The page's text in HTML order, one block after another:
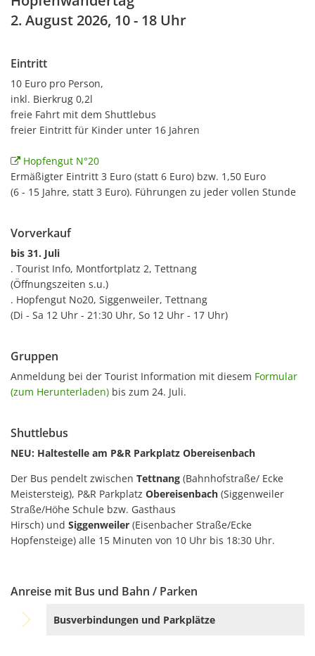
2. August 2026, 10 - 18 Uhr
Eintritt
10 Euro pro Person,
inkl. Bierkrug 0,2l
freie Fahrt mit dem Shuttlebus
freier Eintritt für Kinder unter 16 Jahren
Hopfengut N°20
Ermäßigter Eintritt 3 Euro (statt 6 Euro) bzw. 1,50 Euro
(6 - 15 Jahre, statt 3 Euro). Führungen zu jeder vollen Stunde
Vorverkauf
bis 31. Juli
. Tourist Info, Montfortplatz 2, Tettnang
(Öffnungszeiten s.u.)
. Hopfengut No20, Siggenweiler, Tettnang
(Di - Sa 12 Uhr - 21:30 Uhr, So 12 Uhr - 17 Uhr)
Gruppen
Anmeldung bei der Tourist Information mit diesem Formular
(zum Herunterladen) bis zum 24. Juli.
Shuttlebus
NEU: Haltestelle am P&R Parkplatz Obereisenbach
Der Bus pendelt zwischen Tettnang (Bahnhofstraße/ Ecke
Meistersteig), P&R Parkplatz Obereisenbach (Siggenweiler
Straße/Höhe Schule bzw. Gasthaus
Hirsch) und Siggenweiler (Eisenbacher Straße/Ecke
Hopfensteige) alle 15 Minuten von 10 Uhr bis 18:30 Uhr.
Anreise mit Bus und Bahn / Parken
Busverbindungen und Parkplätze